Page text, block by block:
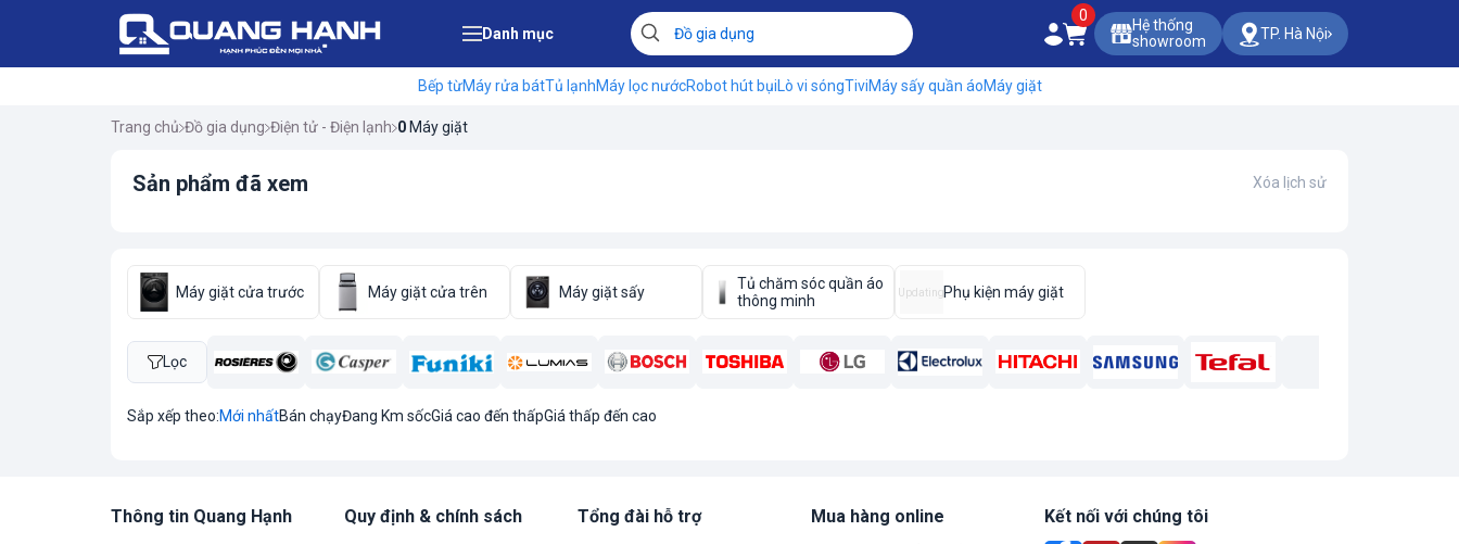
Danh mục
0
Hệ thống
showroom
TP. Hà Nội
Bếp từMáy rửa bátTủ lạnhMáy lọc nướcRobot hút bụiLò vi sóngTiviMáy sấy quần áoMáy giặt
Trang chủ Đồ gia dụng Điện tử - Điện lạnh 0 Máy giặt
Sản phẩm đã xem Xóa lịch sử
Máy giặt cửa trước Máy giặt cửa trên Máy giặt sấy
Tủ chăm sóc quần áo
thông minh
UpdatingPhụ kiện máy giặt
Lọc
Sắp xếp theo:Mới nhấtBán chạyĐang Km sốcGiá cao đến thấpGiá thấp đến cao
Thông tin Quang Hạnh Quy định & chính sách Tổng đài hỗ trợ Mua hàng online Kết nối với chúng tôi